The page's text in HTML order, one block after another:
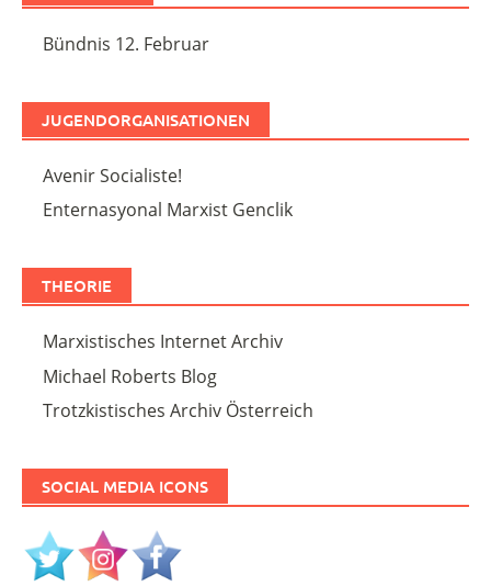
Bündnis 12. Februar
JUGENDORGANISATIONEN
Avenir Socialiste!
Enternasyonal Marxist Genclik
THEORIE
Marxistisches Internet Archiv
Michael Roberts Blog
Trotzkistisches Archiv Österreich
SOCIAL MEDIA ICONS